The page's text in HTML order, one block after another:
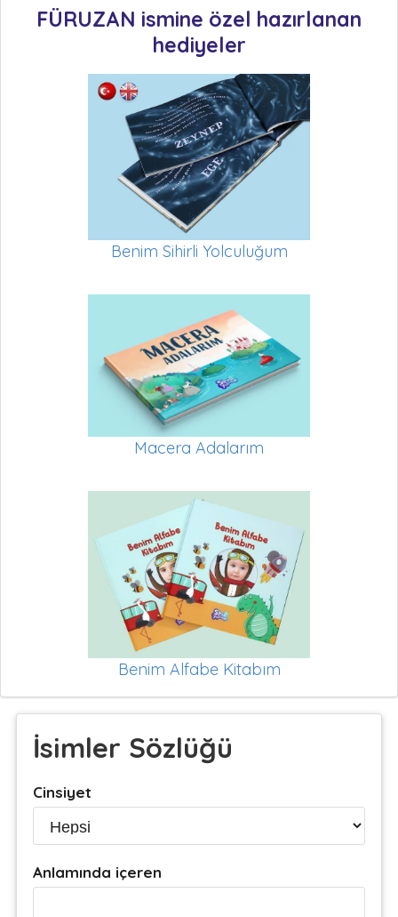
FÜRUZAN ismine özel hazırlanan
hediyeler
Benim Sihirli Yolculuğum
Macera Adalarım
Benim Alfabe Kitabım
İsimler Sözlüğü
Cinsiyet
Anlamında içeren